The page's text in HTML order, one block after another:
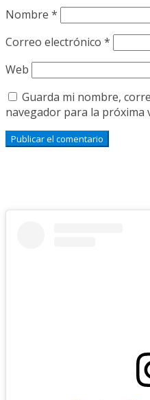
Nombre *
Correo electrónico *
Web
Guarda mi nombre,
navegador para la próxima